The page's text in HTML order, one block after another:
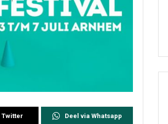
Twitter Deel via Whatsapp